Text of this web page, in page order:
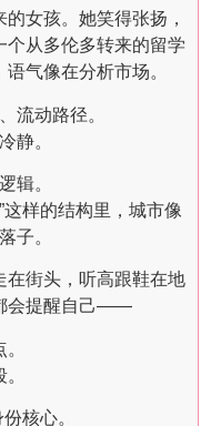
女孩。她笑得张扬，
个从多伦多转来的留学
语气像在分析市场。
流动路径。
静。
辑。
”这样的结构里，城市像
子。
在街头，听高跟鞋在地
会提醒自己——
核心。